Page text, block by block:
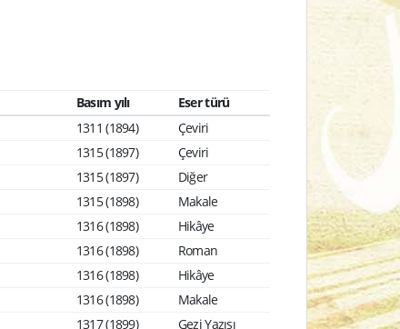
Basım yılı
Eser türü
1311 (1894)
Çeviri
1315 (1897)
Çeviri
1315 (1897)
Diğer
1315 (1898)
Makale
1316 (1898)
Hikâye
1316 (1898)
Roman
1316 (1898)
Hikâye
1316 (1898)
Makale
1317 (1899)
Gezi Yazısı